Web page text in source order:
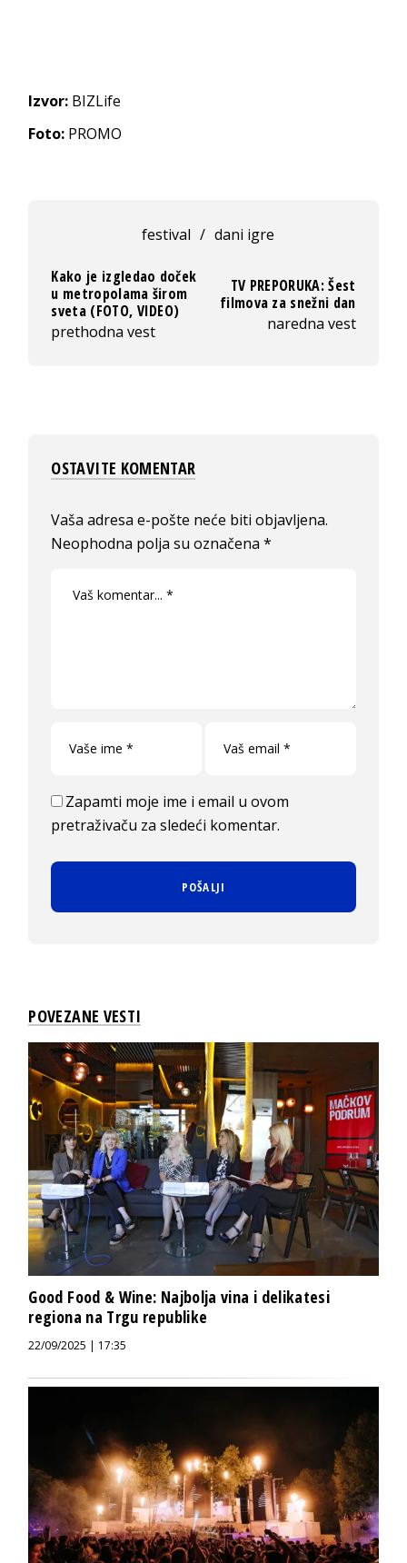
Izvor: BIZLife
Foto: PROMO
festival / dani igre
Kako je izgledao doček
u metropolama širom
sveta (FOTO, VIDEO)
prethodna vest
TV PREPORUKA: Šest
filmova za snežni dan
naredna vest
OSTAVITE KOMENTAR
Vaša adresa e-pošte neće biti objavljena.
Neophodna polja su označena*
Zapamti moje ime i email u ovom
pretraživaču za sledeći komentar.
POVEZANE VESTI
Good Food & Wine: Najbolja vina i delikatesi
regiona na Trgu republike
22/09/2025 | 17:35